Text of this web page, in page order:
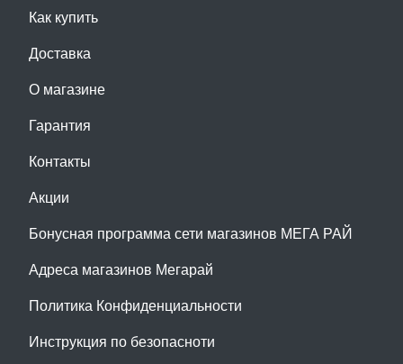
Как купить
Доставка
О магазине
Гарантия
Контакты
Акции
Бонусная программа сети магазинов МЕГА РАЙ
Адреса магазинов Мегарай
Политика Конфиденциальности
Инструкция по безопасноти